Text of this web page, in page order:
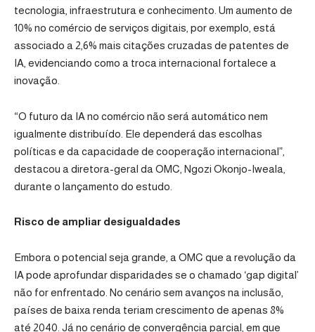
tecnologia, infraestrutura e conhecimento. Um aumento de
10% no comércio de serviços digitais, por exemplo, está
associado a 2,6% mais citações cruzadas de patentes de
IA, evidenciando como a troca internacional fortalece a
inovação.
“O futuro da IA no comércio não será automático nem
igualmente distribuído. Ele dependerá das escolhas
políticas e da capacidade de cooperação internacional”,
destacou a diretora-geral da OMC, Ngozi Okonjo-Iweala,
durante o lançamento do estudo.
Risco de ampliar desigualdades
Embora o potencial seja grande, a OMC que a revolução da
IA pode aprofundar disparidades se o chamado ‘gap digital’
não for enfrentado. No cenário sem avanços na inclusão,
países de baixa renda teriam crescimento de apenas 8%
até 2040. Já no cenário de convergência parcial, em que